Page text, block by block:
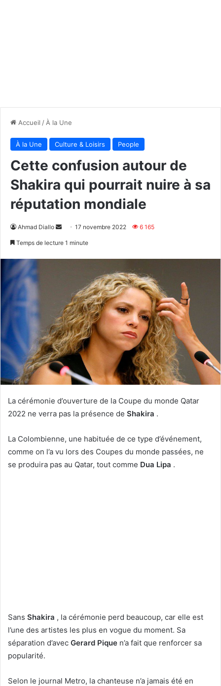
Accueil / À la Une
À la Une Culture & Loisirs People
Cette confusion autour de
Shakira qui pourrait nuire à sa
réputation mondiale
Ahmad Diallo
Envoyer17 novembre 2022 6 165
Temps de lecture 1 minute
La cérémonie d’ouverture de la Coupe du monde Qatar
2022 ne verra pas la présence de Shakira .
La Colombienne, une habituée de ce type d’événement,
comme on l’a vu lors des Coupes du monde passées, ne
se produira pas au Qatar, tout comme Dua Lipa .
Sans Shakira , la cérémonie perd beaucoup, car elle est
l’une des artistes les plus en vogue du moment. Sa
séparation d’avec Gerard Pique n’a fait que renforcer sa
popularité.
Selon le journal Metro, la chanteuse n’a jamais été en